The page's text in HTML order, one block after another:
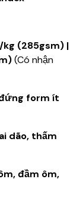
(285gsm) |
(Có nhận
form ít
dão, thấm
đầm ôm,